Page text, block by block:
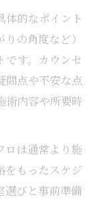
ンを楽しむ
性引き出す
フロアレン
体的なポイント
の角度など）
です。カウンセ
問点や不安な点
術内容や所要時
ロは通常より施
をもったスケジ
選びと事前準備